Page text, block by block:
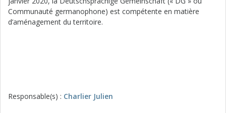
Communauté germanophone) est compétente en matière
d’aménagement du territoire.
Responsable(s) : Charlier Julien